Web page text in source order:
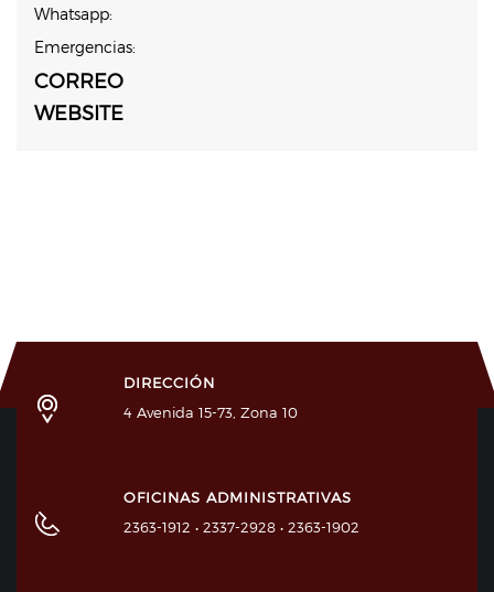
Whatsapp:
Emergencias:
CORREO
WEBSITE
DIRECCIÓN
4 Avenida 15-73, Zona 10
OFICINAS ADMINISTRATIVAS
2363-1912 • 2337-2928 • 2363-1902